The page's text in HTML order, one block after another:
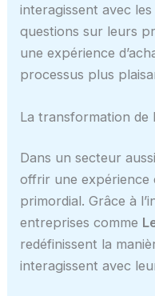
interagissent avec
questions sur leurs
une expérience
processus plus
La transformation de
Dans un secteur
offrir une expérience
primordial. Grâce à
entreprises comme
redéfinissent la
interagissent avec